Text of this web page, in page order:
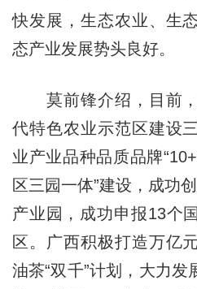
快发展，生态农业、生
态产业发展势头良好。
莫前锋介绍，目前，
代特色农业示范区建设
业产业品种品质品牌
区三园一体”建设，成功
产业园，成功申报13个
区。广西积极打造万亿
油茶“双千”计划，大力